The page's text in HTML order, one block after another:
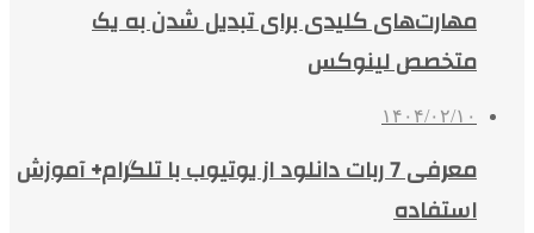
مهارت‌های کلیدی برای تبدیل شدن به یک
متخصص لینوکس
۱۴۰۴/۰۲/۱۰
معرفی 7 ربات دانلود از یوتیوب با تلگرام+ آموزش
استفاده